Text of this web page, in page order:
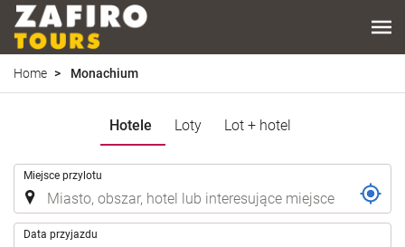
Home Monachium
Hotele Loty Lot + hotel
Miejsce przylotu
Data przyjazdu